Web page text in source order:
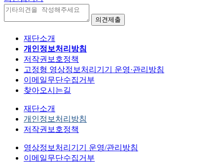
재단소개
개인정보처리방침
저작권보호정책
고정형 영상정보처리기기 운영·관리방침
이메일무단수집거부
찾아오시는길
재단소개
개인정보처리방침
저작권보호정책
영상정보처리기기 운영/관리방침
이메일무단수집거부